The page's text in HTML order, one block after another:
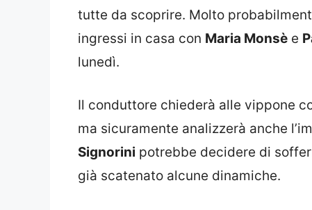
tutte da scoprire. Molto
ingressi in casa con Maria Monsè e
lunedì.
Il conduttore chiederà alle vippone
ma sicuramente analizzerà anche
Signorini potrebbe decidere di
già scatenato alcune dinamiche.